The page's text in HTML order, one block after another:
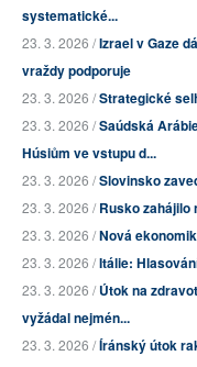
systematické...
23. 3. 2026 /Izrael v Gaze
vraždy podporuje
23. 3. 2026 /Strategické
23. 3. 2026 /Saúdská
Húsiům ve vstupu d...
23. 3. 2026 /Slovinsko
23. 3. 2026 /Rusko zahájilo
23. 3. 2026 /Nová
23. 3. 2026 /Itálie:
23. 3. 2026 /Útok na
vyžádal nejmén...
23. 3. 2026 /Íránský útok